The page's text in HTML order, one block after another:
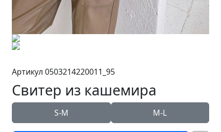
Артикул 0503214220011_95
Свитер из кашемира
S-M M-L